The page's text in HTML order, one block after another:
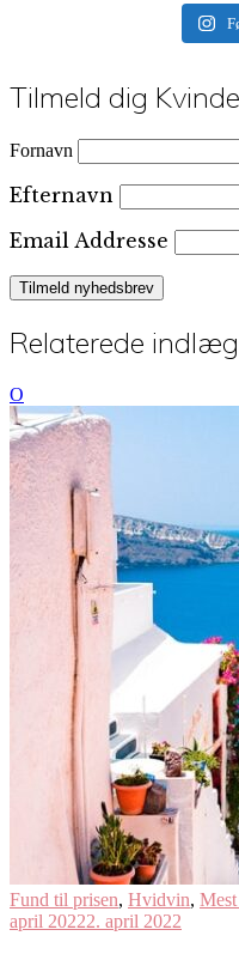
Tilmeld dig
Fornavn
Efternavn
Email Addresse
Relaterede indlæg
O
Fund til prisen, Hvidvin,
april 20222. april 2022